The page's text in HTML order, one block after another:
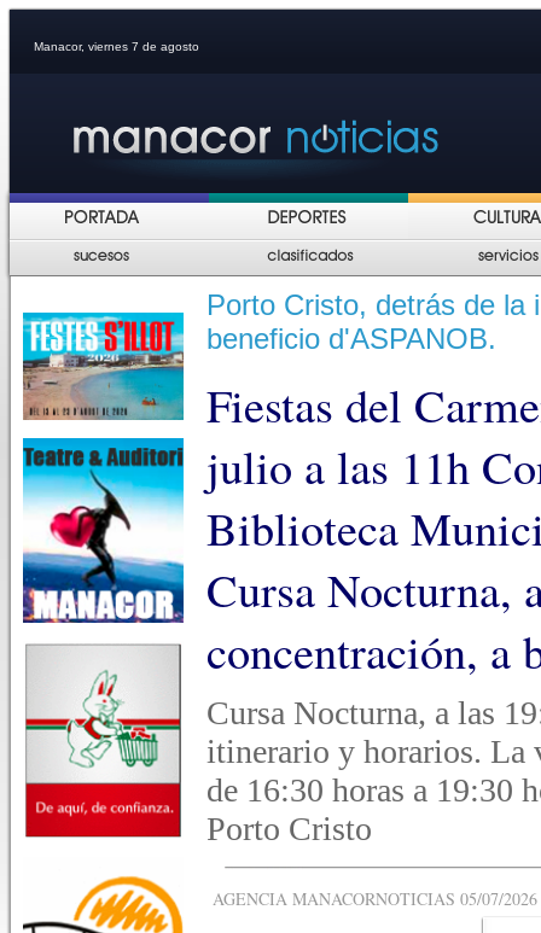
Manacor, viernes 7 de agosto
Porto Cristo, detrás de la
beneficio d'ASPANOB.
Fiestas del
julio a las 11h
Biblioteca
Cursa Nocturna,
concentración, a
Cursa Nocturna, a las
itinerario y horarios. La
de 16:30 horas a 19:30
Porto Cristo
AGENCIA MANACORNOTICIAS 05/07/